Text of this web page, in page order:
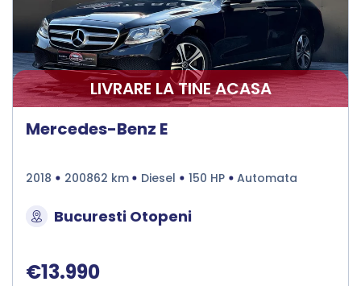
LIVRARE LA TINE ACASA
Mercedes-Benz E
2018 200862 km Diesel 150 HP Automata
Bucuresti Otopeni
€13.990